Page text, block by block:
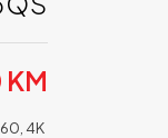
KM
4K